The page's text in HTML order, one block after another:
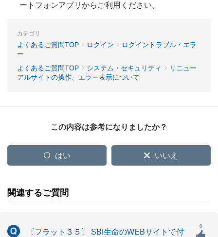
ートフォンアプリからご利用ください。
カテゴリ
よくあるご質問TOP ログイン
ログイントラブル・エラ
ー
よくあるご質問TOP
システム・セキュリティ
リニュー
アルサイトの操作、エラー表示について
この内容は参考になりましたか？
はい いいえ
関連するご質問
〔フラット３５〕 SBI生命のWEBサイトで付
0